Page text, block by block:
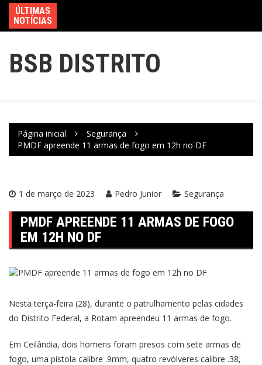
ÚLTIMAS
NOTÍCIAS
BSB DISTRITO
Página inicial
Segurança
PMDF apreende 11 armas de fogo em 12h no DF
1 de março de 2023 Pedro Junior Segurança
PMDF APREENDE 11 ARMAS DE FOGO
EM 12H NO DF
Nesta terça-feira (28), durante o patrulhamento pelas cidades
do Distrito Federal, a Rotam apreendeu 11 armas de fogo.
Em Ceilândia, dois homens foram presos com sete armas de
fogo, uma pistola calibre .9mm, quatro revólveres calibre .38,